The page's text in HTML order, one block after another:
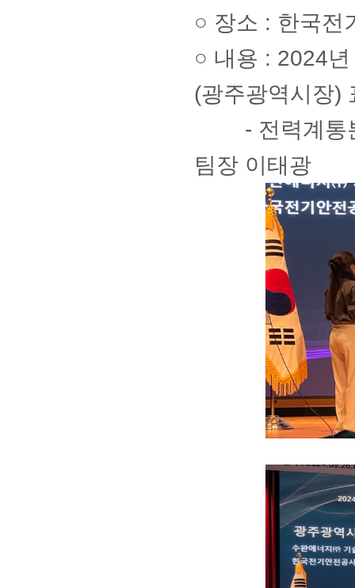
○ 장소 : 한국전
○ 내용 : 2024
(광주광역시장)
- 전력계통분
팀장 이태광